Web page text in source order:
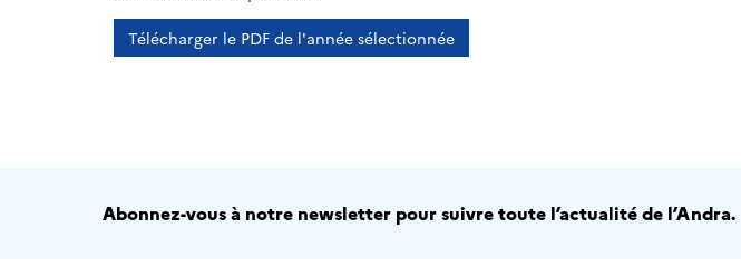
Télécharger le PDF de l'année sélectionnée
Abonnez-vous à notre newsletter pour suivre toute l’actualité de l’Andra.